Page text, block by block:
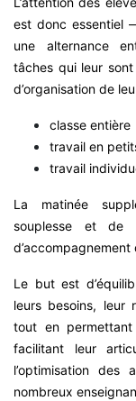
est donc essentiel
une alternance
tâches qui leur
d’organisation de
classe entière
travail en
travail
La matinée
souplesse et de
Le but est
leurs besoins, leur
tout en
facilitant leur
l’optimisation des
nombreux